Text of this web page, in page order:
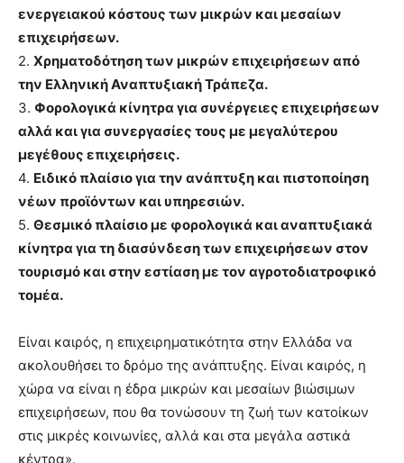
ενεργειακού κόστους των μικρών και μεσαίων
επιχειρήσεων.
2. Χρηματοδότηση των μικρών επιχειρήσεων από
την Ελληνική Αναπτυξιακή Τράπεζα.
3. Φορολογικά κίνητρα για συνέργειες επιχειρήσεων
αλλά και για συνεργασίες τους με μεγαλύτερου
μεγέθους επιχειρήσεις.
4. Ειδικό πλαίσιο για την ανάπτυξη και πιστοποίηση
νέων προϊόντων και υπηρεσιών.
5. Θεσμικό πλαίσιο με φορολογικά και αναπτυξιακά
κίνητρα για τη διασύνδεση των επιχειρήσεων στον
τουρισμό και στην εστίαση με τον αγροτοδιατροφικό
τομέα.
Είναι καιρός, η επιχειρηματικότητα στην Ελλάδα να
ακολουθήσει το δρόμο της ανάπτυξης. Είναι καιρός, η
χώρα να είναι η έδρα μικρών και μεσαίων βιώσιμων
επιχειρήσεων, που θα τονώσουν τη ζωή των κατοίκων
στις μικρές κοινωνίες, αλλά και στα μεγάλα αστικά
κέντρα».